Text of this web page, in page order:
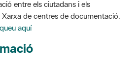
entre els ciutadans i els
Xarxa de centres de documentació.
aquí